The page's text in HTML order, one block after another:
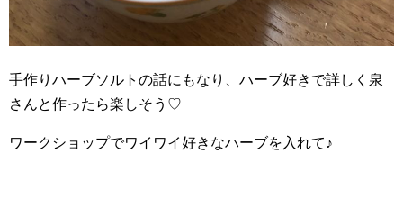
手作りハーブソルトの話にもなり、ハーブ好きで詳しく泉
さんと作ったら楽しそう♡
ワークショップでワイワイ好きなハーブを入れて♪